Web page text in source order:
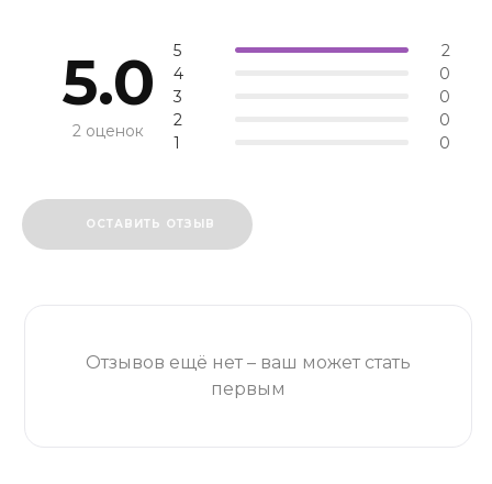
5.0
2 оценок
5
2
4
0
3
0
2
0
1
0
ОСТАВИТЬ ОТЗЫВ
Отзывов ещё нет – ваш может стать
первым